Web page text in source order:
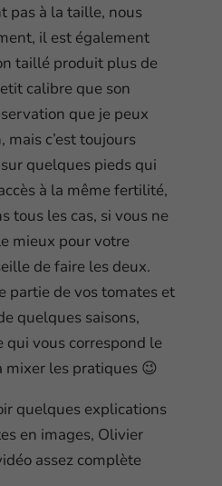
pas à la taille, nous
il est également
taillé produit plus de
calibre que son
que je peux
c’est toujours
quelques pieds qui
à la même fertilité,
tous les cas, si vous ne
mieux pour votre
de faire les deux.
partie de vos tomates et
quelques saisons,
qui vous correspond le
mixer les pratiques 😉
quelques explications
en images, Olivier
assez complète